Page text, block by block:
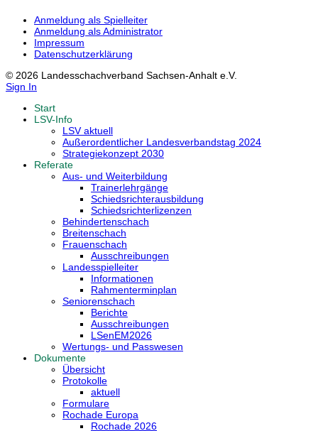
Anmeldung als Spielleiter
Anmeldung als Administrator
Impressum
Datenschutzerklärung
© 2026 Landesschachverband Sachsen-Anhalt e.V.
Sign In
Start
LSV-Info
LSV aktuell
Außerordentlicher Landesverbandstag 2024
Strategiekonzept 2030
Referate
Aus- und Weiterbildung
Trainerlehrgänge
Schiedsrichterausbildung
Schiedsrichterlizenzen
Behindertenschach
Breitenschach
Frauenschach
Ausschreibungen
Landesspielleiter
Informationen
Rahmenterminplan
Seniorenschach
Berichte
Ausschreibungen
LSenEM2026
Wertungs- und Passwesen
Dokumente
Übersicht
Protokolle
aktuell
Formulare
Rochade Europa
Rochade 2026